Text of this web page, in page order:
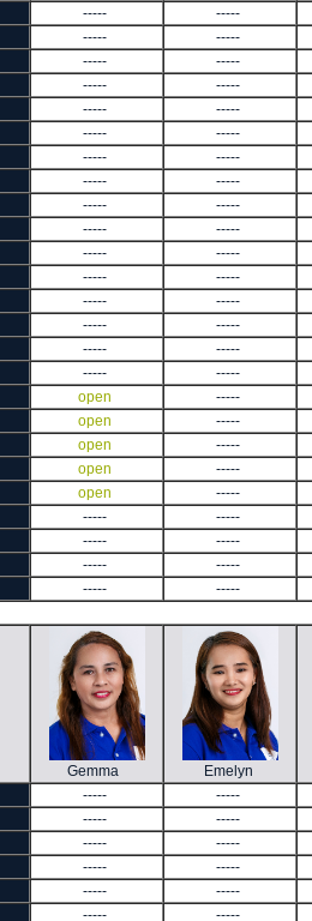
----- -----
----- -----
----- -----
----- -----
----- -----
----- -----
----- -----
----- -----
----- -----
----- -----
----- -----
----- -----
----- -----
----- -----
----- -----
----- -----
open -----
open -----
open -----
open -----
open -----
----- -----
----- -----
----- -----
----- -----
Gemma Emelyn
----- -----
----- -----
----- -----
----- -----
----- -----
----- -----